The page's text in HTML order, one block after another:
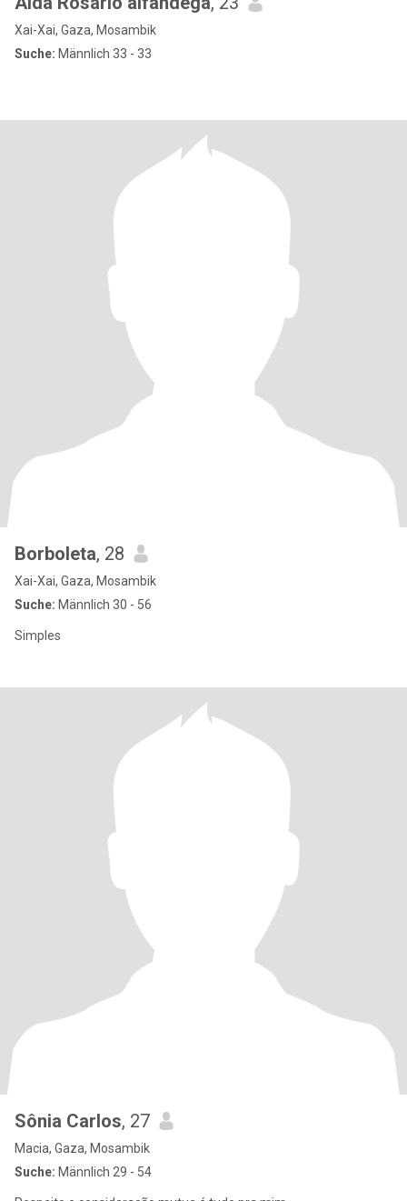
Xai-Xai, Gaza, Mosambik
Suche: Männlich 33 - 33
Borboleta, 28
Xai-Xai, Gaza, Mosambik
Suche: Männlich 30 - 56
Simples
Sônia Carlos, 27
Macia, Gaza, Mosambik
Suche: Männlich 29 - 54